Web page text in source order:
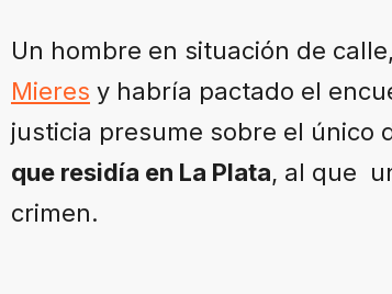
Un hombre en situación de
Mieres y habría pactado el
justicia presume sobre el único
que residía en La Plata, al que
crimen.